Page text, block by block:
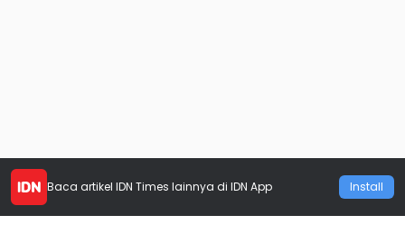
Baca artikel IDN Times lainnya di IDN App Install